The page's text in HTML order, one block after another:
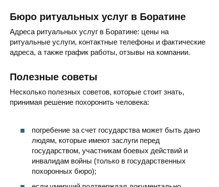
Бюро ритуальных услуг в Боратине
Адреса ритуальных услуг в Боратине: цены на
ритуальные услуги, контактные телефоны и фактические
адреса, а также график работы, отзывы на компании.
Полезные советы
Несколько полезных советов, которые стоит знать,
принимая решение похоронить человека:
погребение за счет государства может быть дано
людям, которые имеют заслуги перед
государством, участникам боевых действий и
инвалидам войны (только в государственных
похоронных бюро);